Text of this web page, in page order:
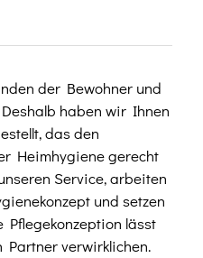
der Bewohner und
haben wir Ihnen
das den
Heimhygiene gerecht
Service, arbeiten
und setzen
Pflegekonzeption lässt
Partner verwirklichen.